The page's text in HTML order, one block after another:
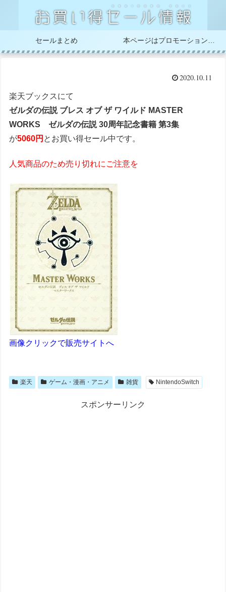
セールまとめ
2020.10.11
楽天ブックスにて
ゼルダの伝説 ブレス オブ ザ ワイルド MASTER
WORKS ゼルダの伝説 30周年記念書籍 第3集
が5060円 とお買い得セール中です。
人気商品のため売り切れにご注意を
画像クリックで販売サイトへ
楽天 ゲーム・漫画・アニメ 雑貨 NintendoSwitch
スポンサーリンク